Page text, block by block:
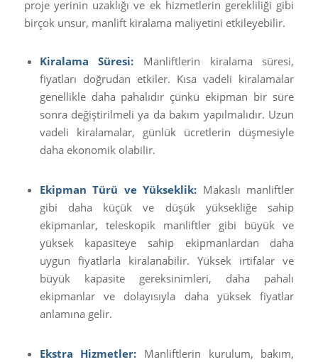
proje yerinin uzaklığı ve ek hizmetlerin gerekliliği gibi
birçok unsur, manlift kiralama maliyetini etkileyebilir.
Kiralama Süresi: Manliftlerin kiralama süresi,
fiyatları doğrudan etkiler. Kısa vadeli kiralamalar
genellikle daha pahalıdır çünkü ekipman bir süre
sonra değiştirilmeli ya da bakım yapılmalıdır. Uzun
vadeli kiralamalar, günlük ücretlerin düşmesiyle
daha ekonomik olabilir.
Ekipman Türü ve Yükseklik: Makaslı manliftler
gibi daha küçük ve düşük yüksekliğe sahip
ekipmanlar, teleskopik manliftler gibi büyük ve
yüksek kapasiteye sahip ekipmanlardan daha
uygun fiyatlarla kiralanabilir. Yüksek irtifalar ve
büyük kapasite gereksinimleri, daha pahalı
ekipmanlar ve dolayısıyla daha yüksek fiyatlar
anlamına gelir.
Ekstra Hizmetler: Manliftlerin kurulum, bakım,